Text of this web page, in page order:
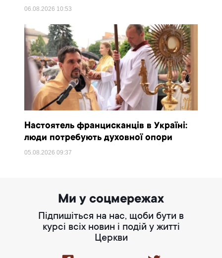
06.08.2026 10:53
Настоятель францисканців в Україні:
люди потребують духовної опори
05.08.202609:37
Ми у соцмережах
Підпишіться на нас, щоби бути в
курсі всіх новин і подій у житті
Церкви